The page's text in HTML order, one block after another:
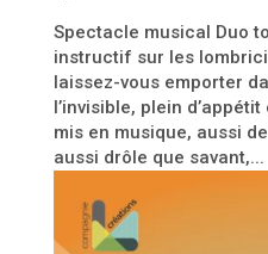
Spectacle musical Duo
instructif sur les
laissez-vous emporter
l’invisible, plein
mis en musique, aussi
aussi drôle que savant,...